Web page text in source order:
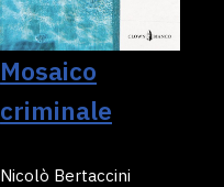
Mosaico
criminale
Nicolò Bertaccini